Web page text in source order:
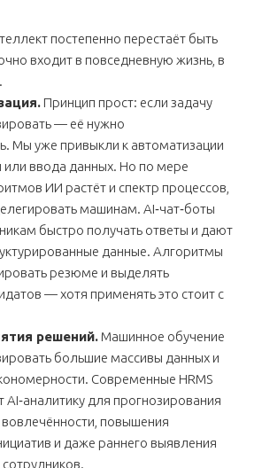
постепенно перестаёт быть
входит в повседневную жизнь, в
Принцип прост: если задачу
— её нужно
Мы уже привыкли к автоматизации
или ввода данных. Но по мере
ИИ растёт и спектр процессов,
машинам. AI‑чат‑боты
быстро получать ответы и дают
данные. Алгоритмы
резюме и выделять
— хотя применять это стоит с
решений. Машинное обучение
большие массивы данных и
Современные HRMS
AI‑аналитику для прогнозирования
вовлечённости, повышения
и даже раннего выявления